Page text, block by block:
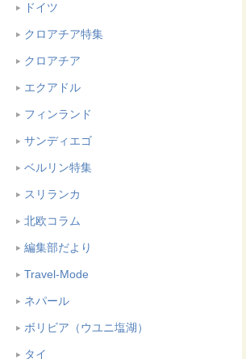
ドイツ
クロアチア特集
クロアチア
エクアドル
フィンランド
サンディエゴ
ベルリン特集
スリランカ
北欧コラム
編集部だより
Travel-Mode
ネパール
ボリビア（ウユニ塩湖）
タイ